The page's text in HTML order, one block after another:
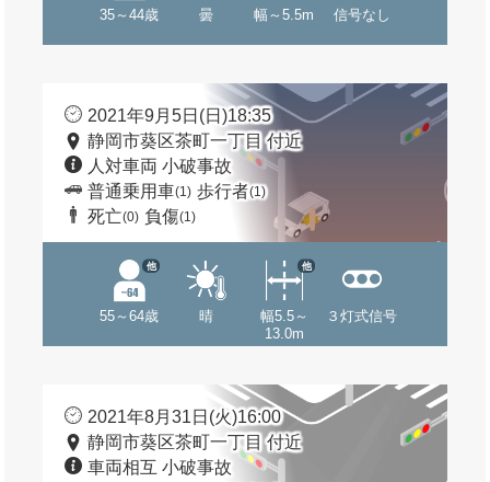
35～44歳 曇 幅～5.5m 信号なし
2021年9月5日(日)18:35
静岡市葵区茶町一丁目 付近
人対車両 小破事故
普通乗用車(1) 歩行者(1)
死亡(0) 負傷(1)
55～64歳
他
晴
幅5.5～
13.0m
他
３灯式信号
2021年8月31日(火)16:00
静岡市葵区茶町一丁目 付近
車両相互 小破事故